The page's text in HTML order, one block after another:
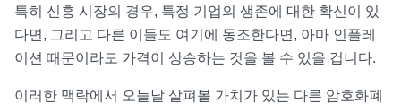
특히 신흥 시장의 경우, 특정 기업의 생존에 대한 확신이 있
다면, 그리고 다른 이들도 여기에 동조한다면, 아마 인플레
이션 때문이라도 가격이 상승하는 것을 볼 수 있을 겁니다.
이러한 맥락에서 오늘날 살펴볼 가치가 있는 다른 암호화폐